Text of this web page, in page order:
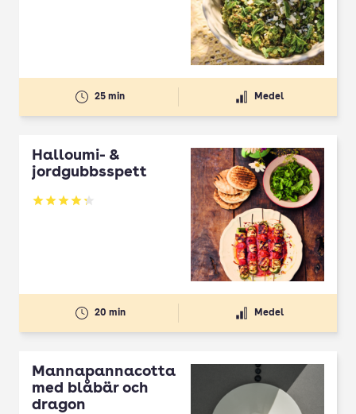
25 min Medel
Halloumi- &
jordgubbsspett
Betyg: 4.3 av 5
20 min Medel
Mannapannacotta
med blåbär och
dragon